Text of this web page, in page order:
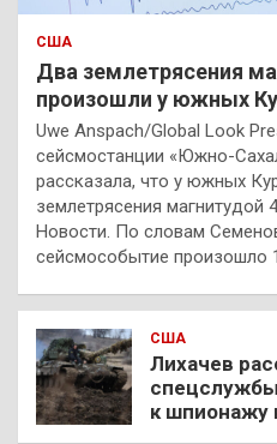
США
Два землетрясения
произошли у южных
Uwe Anspach/Global Look
сейсмостанции «Южно-
рассказала, что у южных
землетрясения магнитудой
Новости. По словам
сейсмособытие произошло
США
Лихачев
к шпионажу